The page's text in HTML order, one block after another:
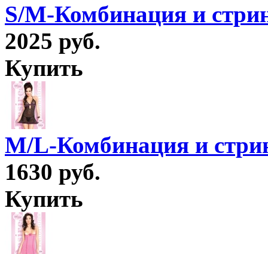
S/M-Комбинация и
2025 руб.
Купить
M/L-Комбинация и
1630 руб.
Купить